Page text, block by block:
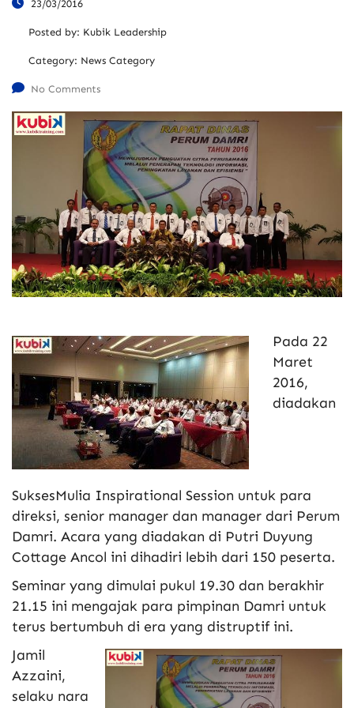
23/03/2016
Posted by: Kubik Leadership
Category: News Category
No Comments
Pada 22
Maret
2016,
diadakan
SuksesMulia Inspirational Session untuk para
direksi, senior manager dan manager dari Perum
Damri. Acara yang diadakan di Putri Duyung
Cottage Ancol ini dihadiri lebih dari 150 peserta.
Seminar yang dimulai pukul 19.30 dan berakhir
21.15 ini mengajak para pimpinan Damri untuk
terus bertumbuh di era yang distruptif ini.
Jamil
Azzaini,
selaku nara